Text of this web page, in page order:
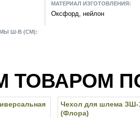
МАТЕРИАЛ ИЗГОТОВЛЕНИЯ:
Оксфорд, нейлон
Ш-В (СМ):
ТОВАРОМ
Чехол для шлема ЗШ-
(Флора)